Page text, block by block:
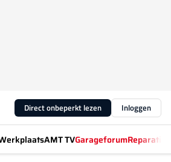
Direct onbeperkt lezen Inloggen
AMT TVGarageforum